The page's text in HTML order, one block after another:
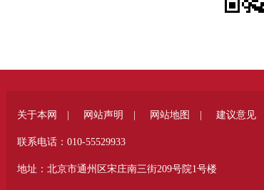
关于本网 | 网站声明 | 网站地图 | 建议意见 |
联系电话：010-55529933
地址：北京市通州区宋庄南三街209号院1号楼